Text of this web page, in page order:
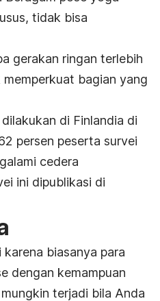
tidak bisa
gerakan ringan terlebih
bagian yang
di Finlandia di
persen peserta survei
cedera
ini dipublikasi di
biasanya para
dengan kemampuan
terjadi bila Anda